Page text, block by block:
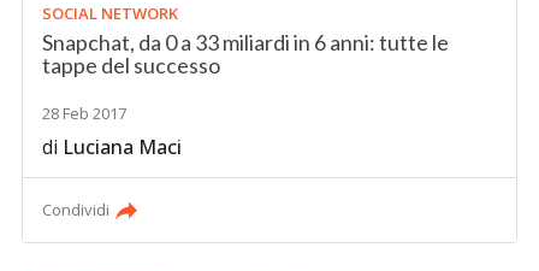
SOCIAL NETWORK
Snapchat, da 0 a 33 miliardi in 6 anni: tutte le
tappe del successo
28 Feb 2017
di Luciana Maci
Condividi